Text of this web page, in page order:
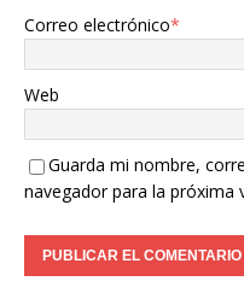
Correo electrónico*
Web
Guarda mi nombre,
navegador para la próxima